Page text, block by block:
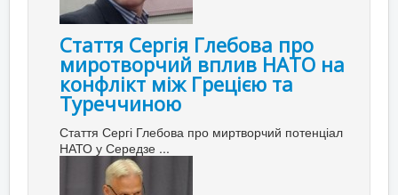
Стаття Сергія Глебова про
миротворчий вплив НАТО на
конфлікт між Грецією та
Туреччиною
Стаття Сергі Глебова про миртворчий потенціал
НАТО у Середзе ...